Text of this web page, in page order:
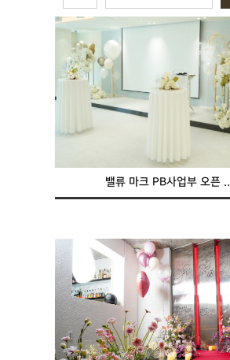
밸류 마크 PB사업부 오픈 ..